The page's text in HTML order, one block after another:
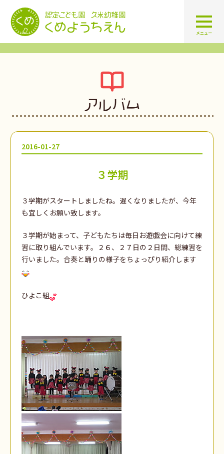
認定こども園 学校法人久米幼
メニュー
アルバム
2016-01-27
３学期
３学期がスタートしましたね。遅くなりましたが、今年
も宜しくお願い致します。
３学期が始まって、子どもたちは毎日お遊戯会に向けて練
習に取り組んでいます。２６、２７日の２日間、総練習を
行いました。合奏と踊りの様子をちょっぴり紹介します
ひよこ組